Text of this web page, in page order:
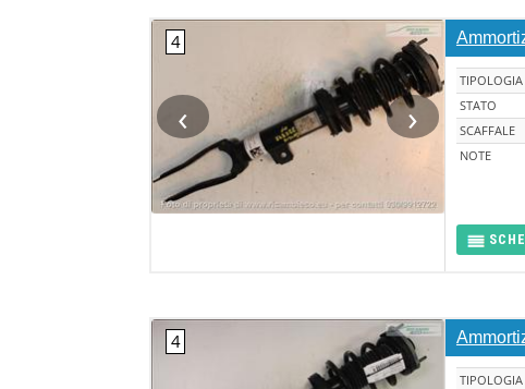
‹ ›
TIPOLOGIA
STATO
SCAFFALE
NOTE
TIPOLOGIA